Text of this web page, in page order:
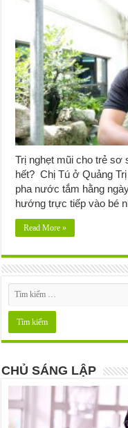
Trị nghẹt mũi cho trẻ sơ
hết? Chị Tú ở Quảng
pha nước tắm hằng
hướng trực tiếp vào bé
Read More »
CHỦ SÁNG LẬP